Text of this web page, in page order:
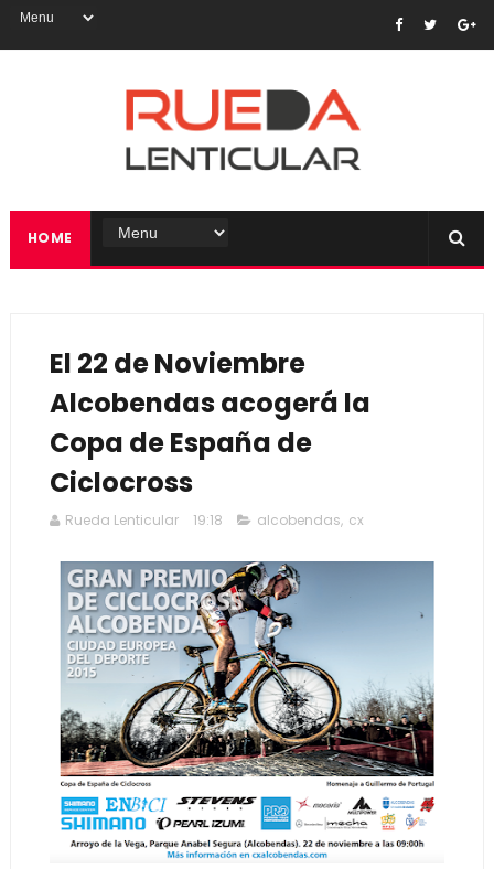
HOME
El 22 de Noviembre
Alcobendas acogerá la
Copa de España de
Ciclocross
Rueda Lenticular 19:18 alcobendas, cx